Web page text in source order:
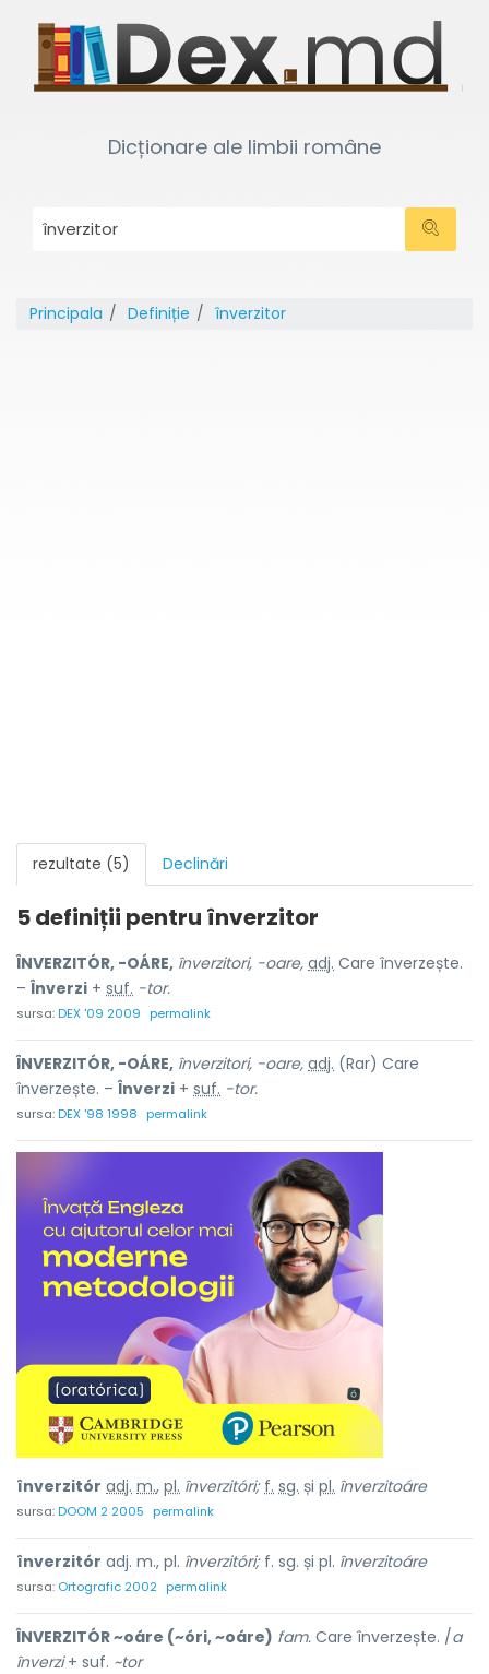
Dicționare ale limbii române
Principala Definiție înverzitor
rezultate (5) Declinări
5 definiții pentru înverzitor
ÎNVERZITÓR, -OÁRE, înverzitori, -oare, adj. Care înverzește.
– Înverzi + suf. -tor.
sursa:DEX '09 2009 permalink
ÎNVERZITÓR, -OÁRE, înverzitori, -oare, adj. (Rar) Care
înverzește. – Înverzi + suf. -tor.
sursa:DEX '98 1998 permalink
înverzitór adj. m., pl. înverzitóri; f. sg. și pl. înverzitoáre
sursa:DOOM 2 2005 permalink
înverzitór adj. m., pl. înverzitóri;f. sg. și pl. înverzitoáre
sursa: Ortografic 2002 permalink
ÎNVERZITÓR ~oáre (~óri, ~oáre) fam. Care înverzește. /a
înverzi+ suf. ~tor